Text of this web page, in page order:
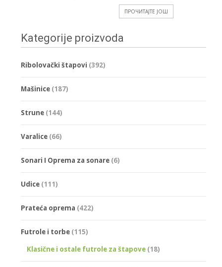
1.465,00 рсд
до
1.625,00 рсд
ПРОЧИТАЈТЕ ЈОШ
Kategorije proizvoda
Ribolovački štapovi (392)
Mašinice (187)
Strune (144)
Varalice (66)
Sonari I Oprema za sonare (6)
Udice (111)
Prateća oprema (422)
Futrole i torbe (115)
Klasične i ostale futrole za štapove (18)